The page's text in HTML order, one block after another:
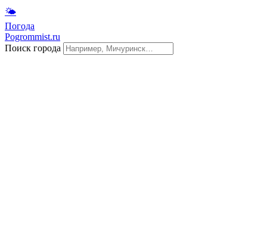
🌤
Погода
Pogrommist.ru
Поиск города